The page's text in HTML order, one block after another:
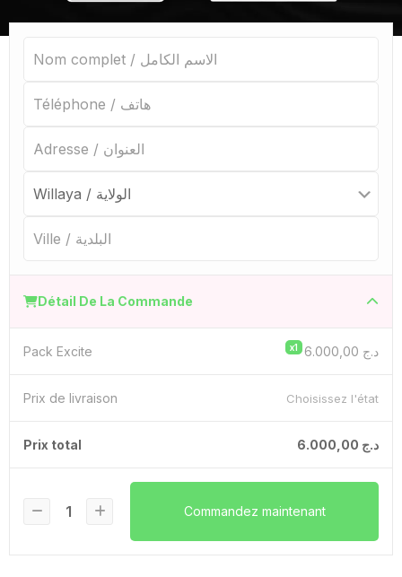
Détail De La Commande
Pack Excite x1 د.ج
Prix ​​de livraison Choisissez l'état
Prix ​​total د.ج
Commandez maintenant